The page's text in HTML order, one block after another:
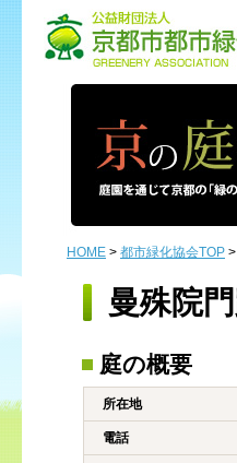
HOME > 都市緑化協会TOP >
曼殊院
庭の概要
所在地
電話